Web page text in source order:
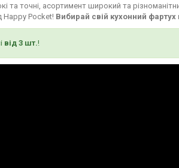
та точні, асортимент широкий та
Happy Pocket! Вибирай свій кухонний
від 3 шт.!